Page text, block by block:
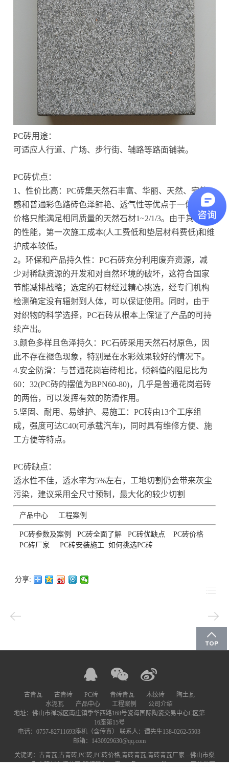
PC砖用途：
可适应人行道、广场、步行街、辅路等路面铺装。
PC砖优点：
1、性价比高：PC砖集天然石丰富、华丽、天然、完整
感和普通彩色路砖色泽鲜艳、透气性等优点于一体，但
价格只能满足相同质量的天然石材1~2/1/3。由于其良好
的性能，第一次施工成本(人工费低和垫层材料费低)和维
护成本较低。
2。环保和产品持久性：PC石砖充分利用废弃资源，减
少对稀缺资源的开发和对自然环境的破坏，这符合国家
节能减排战略；选定的石材经过精心挑选，经专门机构
检测确定没有辐射到人体，可以保证使用。同时，由于
对织物的科学选择，PC石砖从根本上保证了产品的可持
续产出。
3.颜色多样且色泽持久：PC石砖采用天然石材原色，因
此不存在褪色现象，特别是在水彩效果较好的情况下。
4.安全防滑：与普通花岗岩砖相比，倾斜值的阻尼比为
60：32(PC砖的摆值为BPN60-80)，几乎是普通花岗岩砖
的两倍，可以发挥有效的防滑作用。
5.坚固、耐用、易维护、易施工：PC砖由13个工序组
成，强度可达C40(可承载汽车)，同时具有维修方便、施
工方便等特点。
PC砖缺点：
透水性不佳，透水率为5%左右，工地切割仍会带来灰尘
污染，建议采用全尺寸预制，最大化的较少切割
产品中心 工程案例
PC砖参数及案例 PC砖全面了解 PC砖优缺点
PC砖价格
PC砖厂家
PC砖安装施工 如何挑选PC砖
分享:
古青瓦 古青砖 PC砖 青砖青瓦 木纹砖
陶土瓦
水泥瓦
产品中心 工程案例
公司介绍
地址：佛山市禅城区南庄镇季华西路168号瓷海国际陶瓷交易中心C区第
16座第15号
电话：0757-82711693座机（含传真） 联系人：谭先生138-0262-5503
邮箱： 1430929630@qq.com
关键词：古青瓦,古青砖,PC砖,PC砖价格,青砖青瓦,青砖青瓦厂家 --佛山市燊
陶丰建材有限公司-版权所有--粤ICP备19006962号-1 网站地图